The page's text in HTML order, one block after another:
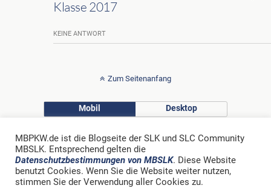
Klasse 2017
KEINE ANTWORT
Zum Seitenanfang
Mobil Desktop
MBPKW.de ist die Blogseite der SLK und SLC Community
MBSLK. Entsprechend gelten die
Datenschutzbestimmungen von MBSLK. Diese Website
benutzt Cookies. Wenn Sie die Website weiter nutzen,
stimmen Sie der Verwendung aller Cookies zu.